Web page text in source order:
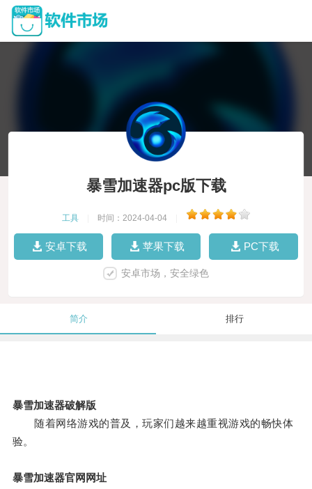
暴雪加速器pc版下载
工具 时间：2024-04-04
安卓下载 苹果下载 PC下载
安卓市场，安全绿色
简介 排行
暴雪加速器破解版
随着网络游戏的普及，玩家们越来越重视游戏的畅快体
验。
暴雪加速器官网网址